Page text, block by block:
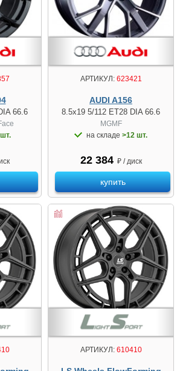
66.6
АРТИКУЛ:623421
AUDI A156
8.5x19 5/112 ET28 DIA 66.6
MGMF
на складе >12 шт.
22 384 ₽ / диск
купить
АРТИКУЛ:610410